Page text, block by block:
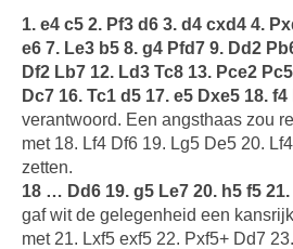
1. e4 c5 2. Pf3 d6 3. d4 cxd4 4.
e6 7. Le3 b5 8. g4 Pfd7 9. Dd2
Df2 Lb7 12. Ld3 Tc8 13. Pce2
Dc7 16. Tc1 d5 17. e5 Dxe5 18. f4
verantwoord. Een angsthaas zou
met 18. Lf4 Df6 19. Lg5 De5 20.
zetten.
18 … Dd6 19. g5 Le7 20. h5 f5 21.
gaf wit de gelegenheid een
met 21. Lxf5 exf5 22. Pxf5+ Dd7